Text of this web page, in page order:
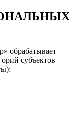
обрабатывает
субъектов